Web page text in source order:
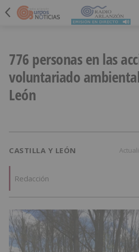
776 personas en las
voluntariado
León
CASTILLA Y LEÓN
Redacción